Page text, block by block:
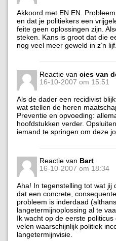
Akkoord met EN EN.
en dat je politiekers een
feite geen oplossingen zijn.
steken. Kans is groot dat die
nog veel meer geweld in z’n lijf.
Reactie van cies van
16-10-2007 om 15:51
Als de dader een recidivist
wat stellen de heren
Preventie en opvoeding:
hoofdstukken verder.
iemand te springen om deze
Reactie van Bart
16-10-2007 om 18:34
Aha! In tegenstelling tot wat jij
dat een concrete,
probleem is inderdaad
langetermijnoplossing al te
Ik wacht op de eerste
velen waarschijnlijk politiek
langetermijnvisie.